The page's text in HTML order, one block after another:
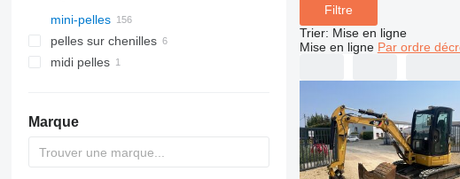
mini-pelles
pelles sur chenilles
midi pelles
Marque
Filtre
Trier: Mise en ligne
Mise en ligne Par ordre